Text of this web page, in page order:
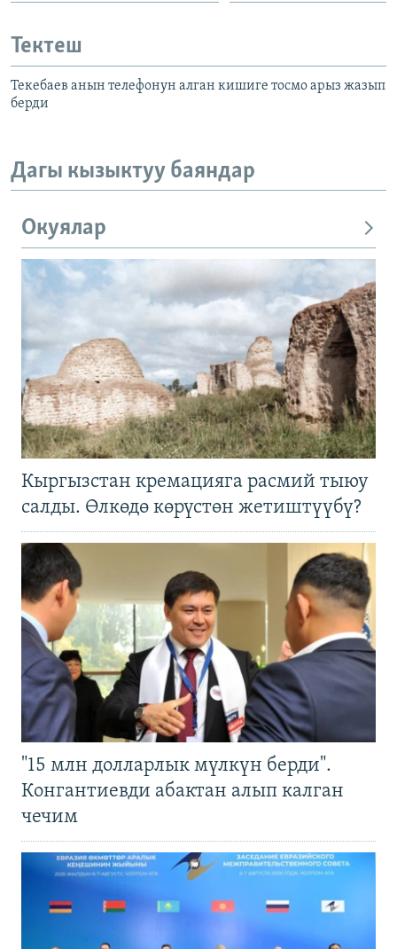
Тектеш
Текебаев анын телефонун алган кишиге тосмо арыз жазып
берди
Дагы кызыктуу баяндар
Окуялар
Кыргызстан кремацияга расмий тыюу
салды. Өлкөдө көрүстөн жетиштүүбү?
"15 млн долларлык мүлкүн берди".
Конгантиевди абактан алып калган
чечим